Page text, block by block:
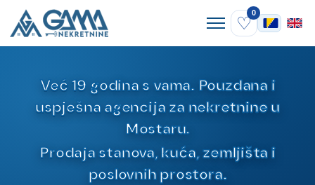
♡0
Već 19 godina s vama. Pouzdana i
uspješna agencija za nekretnine u
Mostaru.
Prodaja stanova, kuća, zemljišta i
poslovnih prostora.